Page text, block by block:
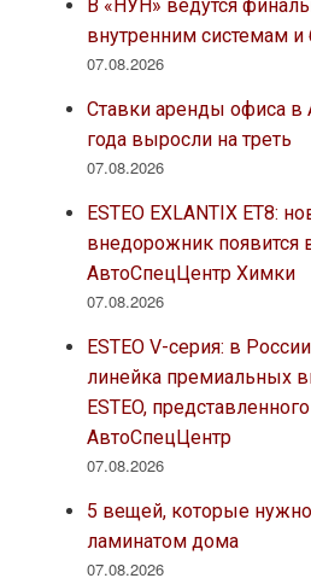
В «НУН» ведутся
внутренним системам и
07.08.2026
Ставки аренды офиса в
года выросли на треть
07.08.2026
ESTEO EXLANTIX ET8:
внедорожник появится
АвтоСпецЦентр Химки
07.08.2026
ESTEO V-серия: в
линейка премиальных
ESTEO,
АвтоСпецЦентр
07.08.2026
5 вещей, которые нужно
ламинатом дома
07.08.2026